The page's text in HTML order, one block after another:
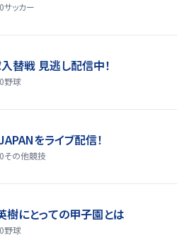
サッカー
替戦 見逃し配信中！
野球
をライブ配信！
その他競技
樹にとっての甲子園とは
野球